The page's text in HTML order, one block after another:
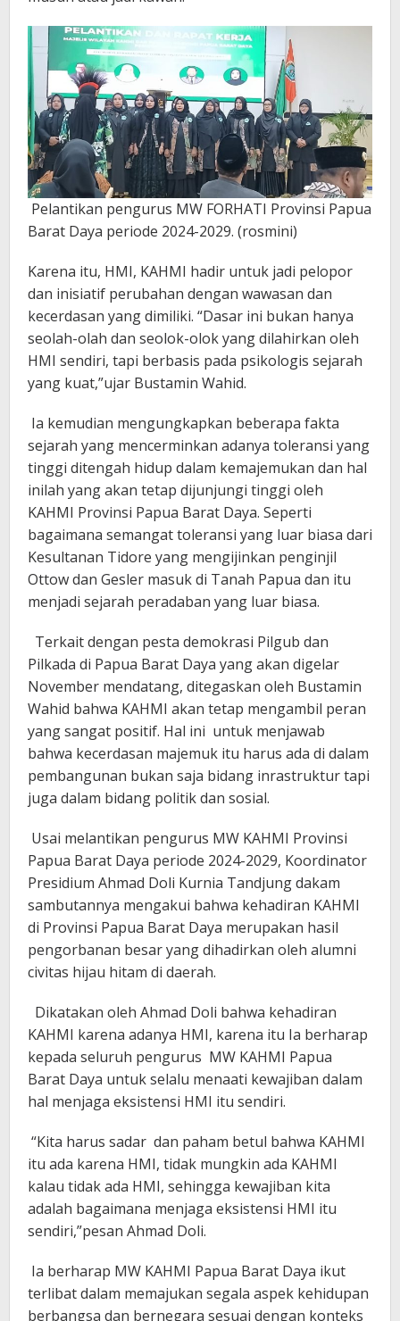
Pelantikan pengurus MW FORHATI Provinsi Papua
Barat Daya periode 2024-2029. (rosmini)
Karena itu, HMI, KAHMI hadir untuk jadi pelopor
dan inisiatif perubahan dengan wawasan dan
kecerdasan yang dimiliki. “Dasar ini bukan hanya
seolah-olah dan seolok-olok yang dilahirkan oleh
HMI sendiri, tapi berbasis pada psikologis sejarah
yang kuat,”ujar Bustamin Wahid.
Ia kemudian mengungkapkan beberapa fakta
sejarah yang mencerminkan adanya toleransi yang
tinggi ditengah hidup dalam kemajemukan dan hal
inilah yang akan tetap dijunjungi tinggi oleh
KAHMI Provinsi Papua Barat Daya. Seperti
bagaimana semangat toleransi yang luar biasa dari
Kesultanan Tidore yang mengijinkan penginjil
Ottow dan Gesler masuk di Tanah Papua dan itu
menjadi sejarah peradaban yang luar biasa.
Terkait dengan pesta demokrasi Pilgub dan
Pilkada di Papua Barat Daya yang akan digelar
November mendatang, ditegaskan oleh Bustamin
Wahid bahwa KAHMI akan tetap mengambil peran
yang sangat positif. Hal ini untuk menjawab
bahwa kecerdasan majemuk itu harus ada di dalam
pembangunan bukan saja bidang inrastruktur tapi
juga dalam bidang politik dan sosial.
Usai melantikan pengurus MW KAHMI Provinsi
Papua Barat Daya periode 2024-2029, Koordinator
Presidium Ahmad Doli Kurnia Tandjung dakam
sambutannya mengakui bahwa kehadiran KAHMI
di Provinsi Papua Barat Daya merupakan hasil
pengorbanan besar yang dihadirkan oleh alumni
civitas hijau hitam di daerah.
Dikatakan oleh Ahmad Doli bahwa kehadiran
KAHMI karena adanya HMI, karena itu Ia berharap
kepada seluruh pengurus MW KAHMI Papua
Barat Daya untuk selalu menaati kewajiban dalam
hal menjaga eksistensi HMI itu sendiri.
“Kita harus sadar dan paham betul bahwa KAHMI
itu ada karena HMI, tidak mungkin ada KAHMI
kalau tidak ada HMI, sehingga kewajiban kita
adalah bagaimana menjaga eksistensi HMI itu
sendiri,”pesan Ahmad Doli.
Ia berharap MW KAHMI Papua Barat Daya ikut
terlibat dalam memajukan segala aspek kehidupan
berbangsa dan bernegara sesuai dengan konteks